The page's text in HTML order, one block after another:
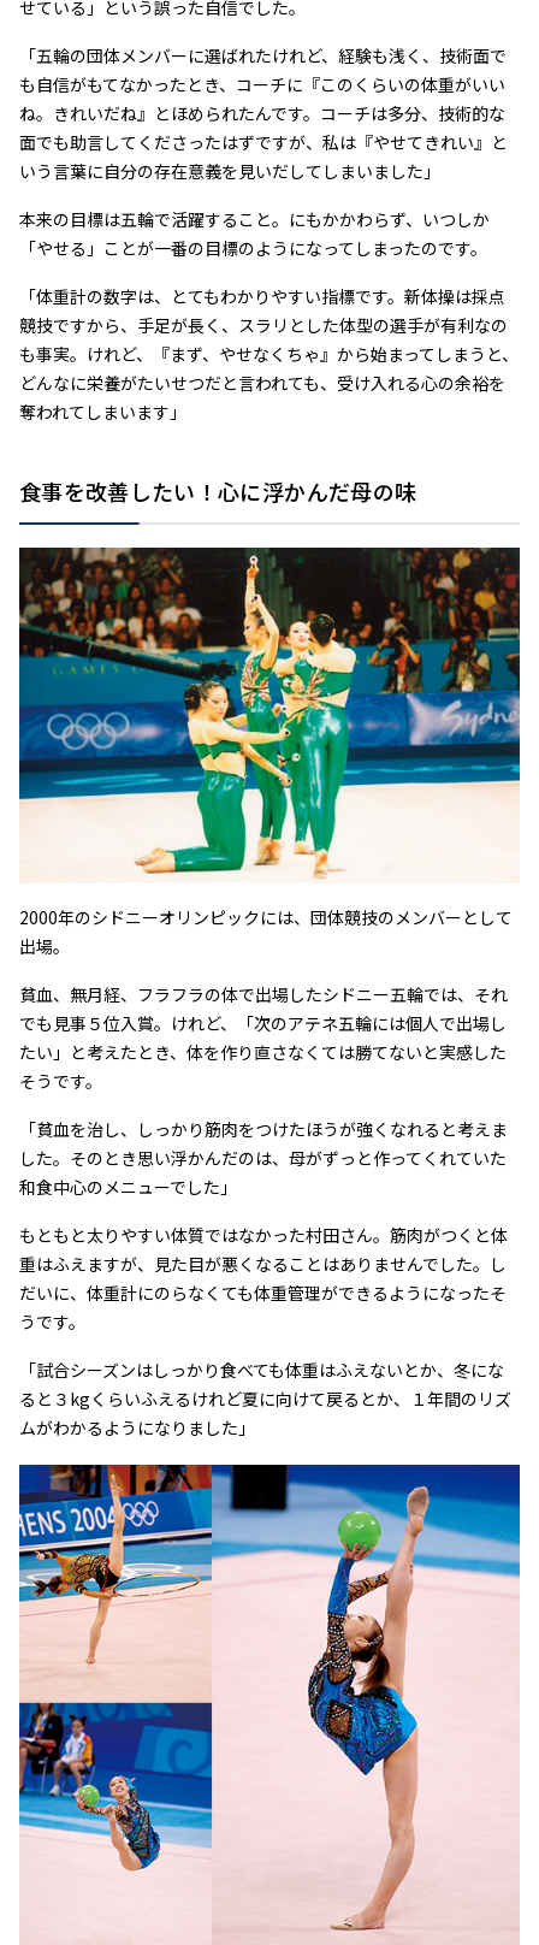
せている」という誤った自信でした。
「五輪の団体メンバーに選ばれたけれど、経験も浅く、技術面で
も自信がもてなかったとき、コーチに『このくらいの体重がいい
ね。きれいだね』とほめられたんです。コーチは多分、技術的な
面でも助言してくださったはずですが、私は『やせてきれい』と
いう言葉に自分の存在意義を見いだしてしまいました」
本来の目標は五輪で活躍すること。にもかかわらず、いつしか
「やせる」ことが一番の目標のようになってしまったのです。
「体重計の数字は、とてもわかりやすい指標です。新体操は採点
競技ですから、手足が長く、スラリとした体型の選手が有利なの
も事実。けれど、『まず、やせなくちゃ』から始まってしまうと、
どんなに栄養がたいせつだと言われても、受け入れる心の余裕を
奪われてしまいます」
食事を改善したい！心に浮かんだ母の味
2000年のシドニーオリンピックには、団体競技のメンバーとして
出場。
貧血、無月経、フラフラの体で出場したシドニー五輪では、それ
でも見事５位入賞。けれど、「次のアテネ五輪には個人で出場し
たい」と考えたとき、体を作り直さなくては勝てないと実感した
そうです。
「貧血を治し、しっかり筋肉をつけたほうが強くなれると考えま
した。そのとき思い浮かんだのは、母がずっと作ってくれていた
和食中心のメニューでした」
もともと太りやすい体質ではなかった村田さん。筋肉がつくと体
重はふえますが、見た目が悪くなることはありませんでした。し
だいに、体重計にのらなくても体重管理ができるようになったそ
うです。
「試合シーズンはしっかり食べても体重はふえないとか、冬にな
ると３kgくらいふえるけれど夏に向けて戻るとか、１年間のリズ
ムがわかるようになりました」